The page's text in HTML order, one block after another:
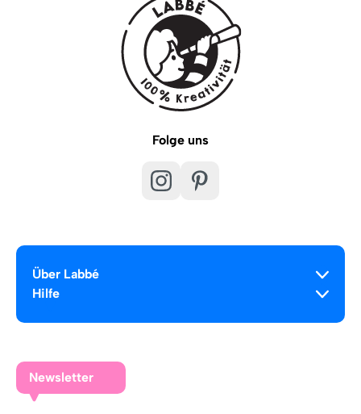
Folge uns
Über Labbé
Hilfe
Newsletter